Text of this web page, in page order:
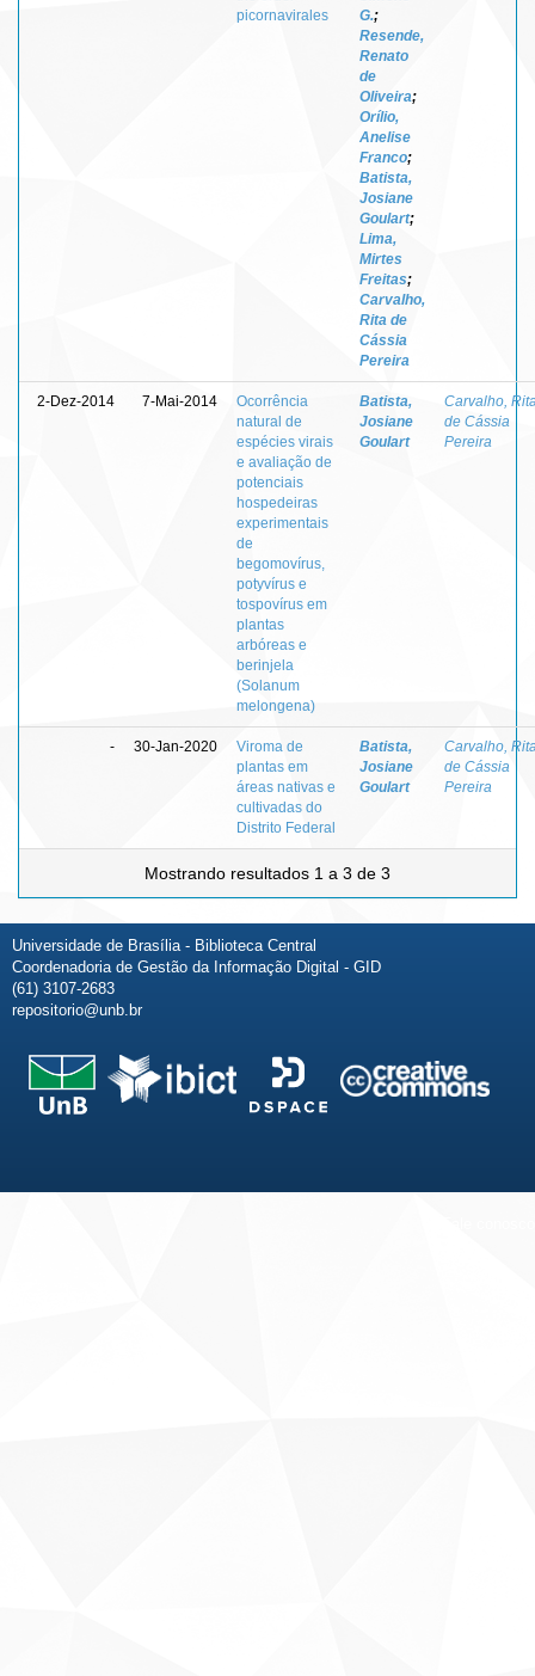
picornavirales
G.;
Resende,
Renato
de
Oliveira;
Orílio,
Anelise
Franco;
Batista,
Josiane
Goulart;
Lima,
Mirtes
Freitas;
Carvalho,
Rita de
Cássia
Pereira
2-Dez-2014 7-Mai-2014
Ocorrência
natural de
espécies virais
e avaliação de
potenciais
hospedeiras
experimentais
de
begomovírus,
potyvírus e
tospovírus em
plantas
arbóreas e
berinjela
(Solanum
melongena)
Batista,
Josiane
Goulart
Carvalho,
de Cássia
Pereira
- 30-Jan-2020
Viroma de
plantas em
áreas nativas e
cultivadas do
Distrito Federal
Batista,
Josiane
Goulart
Carvalho,
de Cássia
Pereira
Mostrando resultados 1 a 3 de 3
Universidade de Brasília - Biblioteca Central
Coordenadoria de Gestão da Informação Digital - GID
(61) 3107-2683
repositorio@unb.br